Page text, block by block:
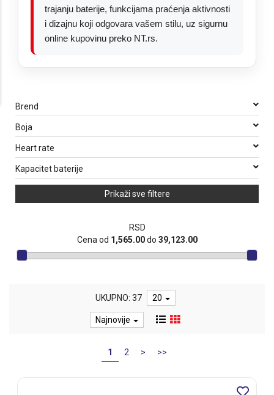
trajanju baterije, funkcijama praćenja aktivnosti
i dizajnu koji odgovara vašem stilu, uz sigurnu
online kupovinu preko NT.rs.
Brend
Boja
Heart rate
Kapacitet baterije
Prikaži sve filtere
RSD
Cena od 1,565.00do 39,123.00
UKUPNO: 37 20
Najnovije
1 2 > >>